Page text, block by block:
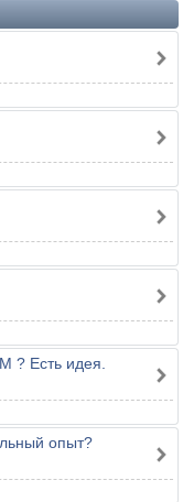
? Есть идея.
опыт?